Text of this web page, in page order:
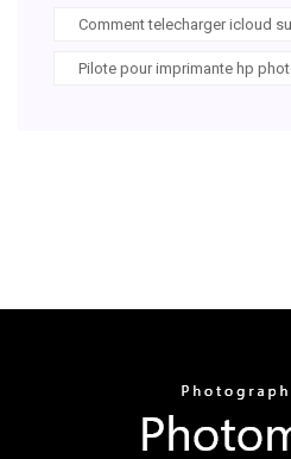
Comment telecharger icloud
Pilote pour imprimante hp